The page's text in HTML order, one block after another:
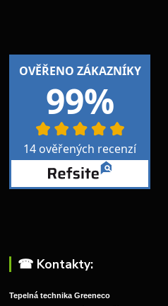
☎︎ Kontakty:
Tepelná technika Greeneco